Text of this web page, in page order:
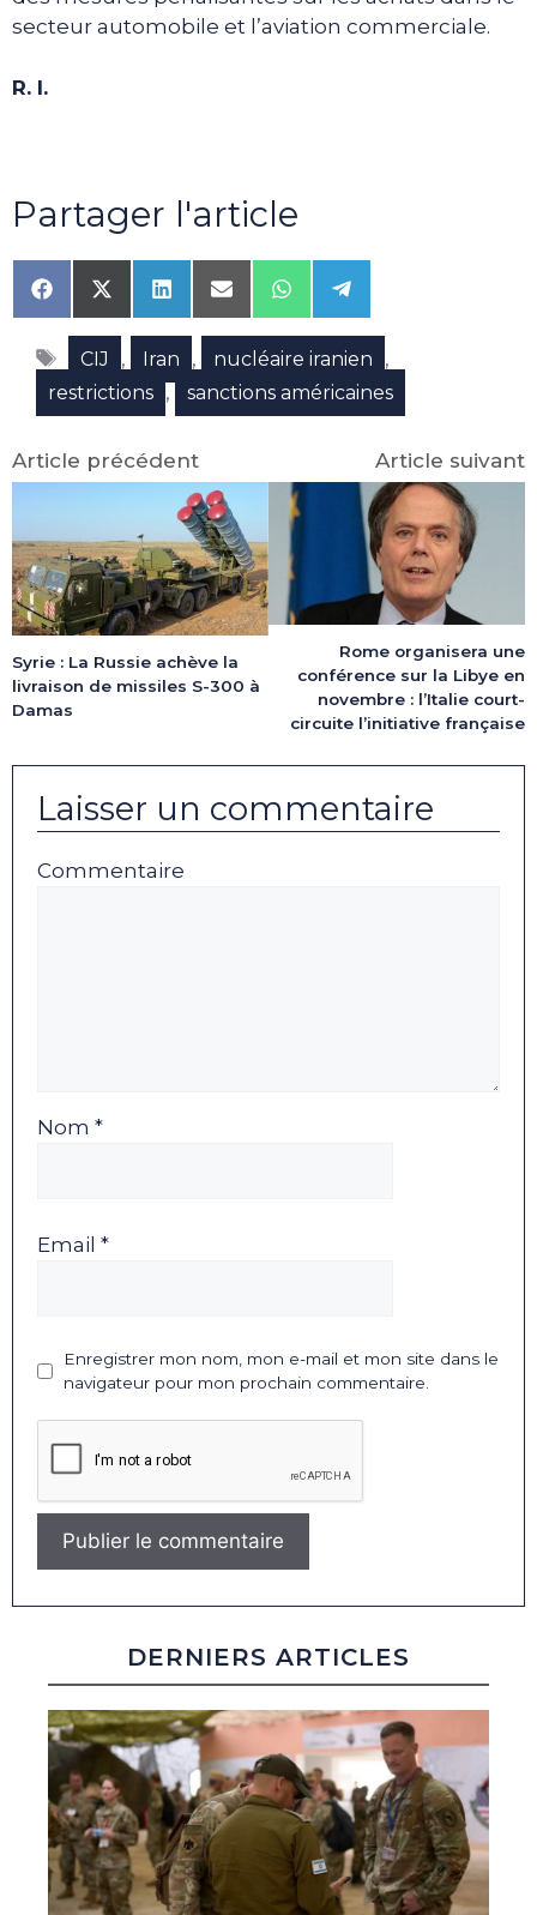
secteur automobile et l’aviation commerciale.
R. I.
Partager l'article
Share
on
Facebook
Share
on
X
(Twitter)
Share
on
LinkedIn
Share
on
Email
Share
on
WhatsApp
Share
on
Telegram
Étiquettes
CIJ , Iran , nucléaire iranien ,
restrictions , sanctions américaines
Article précédent
Syrie : La Russie achève la
livraison de missiles S-300 à
Damas
Article suivant
Rome organisera une
conférence sur la Libye en
novembre : l’Italie court-
circuite l’initiative française
Laisser un commentaire
Commentaire
Nom *
Email *
Enregistrer mon nom, mon e-mail et mon site dans le
navigateur pour mon prochain commentaire.
DERNIERS ARTICLES